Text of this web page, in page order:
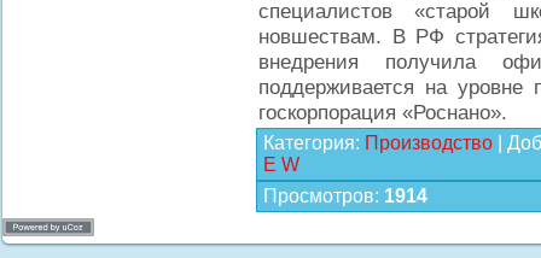
специалистов «старой
новшествам. В РФ
внедрения получила
поддерживается на уровне
госкорпорация «Роснано».
Категория: Производство
E W
Просмотров: 1914